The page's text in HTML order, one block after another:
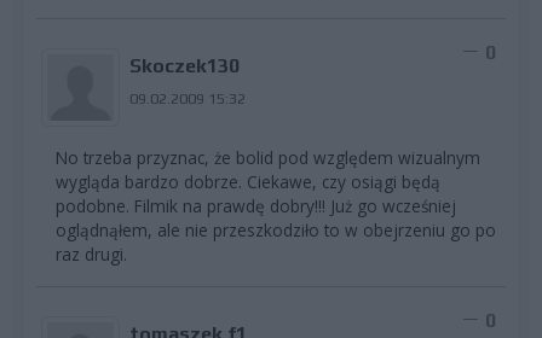
Skoczek130
09.02.2009 15:32
0
No trzeba przyznac, że bolid pod względem wizualnym
wygląda bardzo dobrze. Ciekawe, czy osiągi będą
podobne. Filmik na prawdę dobry!!! Już go wcześniej
oglądnąłem, ale nie przeszkodziło to w obejrzeniu go po
raz drugi.
0